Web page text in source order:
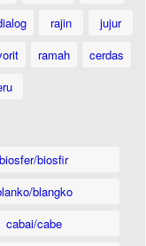
rajin
jujur
ramah
cerdas
biosfer/biosfir
blangko
cabai/cabe